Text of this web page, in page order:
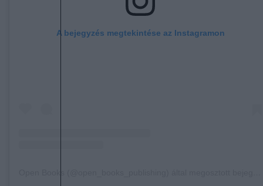
A bejegyzés megtekintése az Instagramon